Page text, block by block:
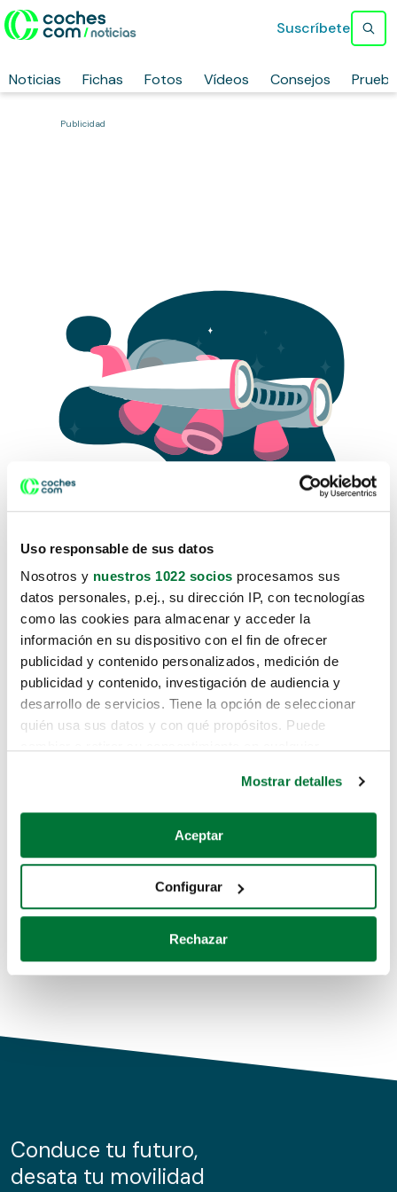
Uso responsable de sus datos
Nosotros y nuestros 1022 socios procesamos sus
datos personales, p.ej., su dirección IP, con tecnologías
como las cookies para almacenar y acceder la
información en su dispositivo con el fin de ofrecer
publicidad y contenido personalizados, medición de
publicidad y contenido, investigación de audiencia y
desarrollo de servicios. Tiene la opción de seleccionar
quién usa sus datos y con qué propósitos. Puede
Si lo permite, también quisiéramos:
Recopilar información sobre su ubicación geográfica
Identificar su dispositivo analizándolo activamente
para buscar características específicas (huellas
Obtenga más información sobre cómo se procesan sus
de cookies.
información sobre el uso que haga del sitio web con
nuestros partners de redes sociales, publicidad y análisis
Mostrar detalles
Aceptar
Configurar
Rechazar
Noticias Fichas Fotos Vídeos Consejos
Suscríbete
Publicidad
Lo sentimos, no sabemos como
te hemos traido hasta aquí.
Pero puedes encontrar el coche que estás
buscando en alguno de estos enlaces:
Coches de segunda mano
Coches de km0
Conduce tu futuro,
desata tu movilidad